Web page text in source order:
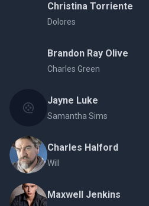
Christina Torriente
Dolores
Brandon Ray Olive
Charles Green
Jayne Luke
Samantha Sims
Charles Halford
Will
Maxwell Jenkins